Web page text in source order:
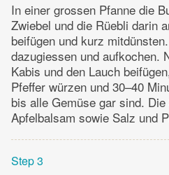
In einer grossen Pfanne die
Zwiebel und die Rüebli darin
beifügen und kurz
dazugiessen und aufkochen.
Kabis und den Lauch
Pfeffer würzen und 30–40
bis alle Gemüse gar sind.
Apfelbalsam sowie Salz und
Step 3